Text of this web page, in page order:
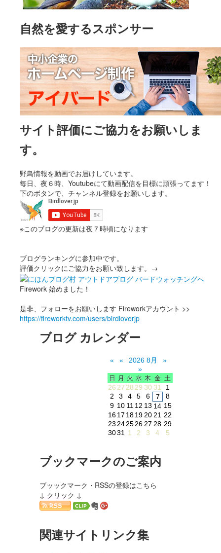
自然を愛するスポンサー
サイト評価にご協力をお願いしま
す。
野鳥情報を動画でお届けしています。
毎日、夜６時、Youtubeにて動画配信を目標に頑張ってます！
下のボタンで、チャンネル登録をお願いします。
※このブログの更新は夜７時頃になります
ブログランキングに参加中です。
評価クリックにご協力をお願い致します。→
Firework 始めました！
是非、フォローをお願いします Fireworkアカウント >>
https://fireworktv.com/users/birdloverjp
ブログ カレンダー
« « 2026 8月
»
»
日 月 火 水 木 金 土
26 27 28 29 30 31
1
2
3 4 5 6 7
8
9 10 11 12 13 14 15
1617 1819 20 21 22
23242526 27 28 29
3031 1 2 3 4 5
ブックマークのご案内
ブッックマーク・RSSの登録はこちら
↓ クリック ↓
関連サイトリンク集